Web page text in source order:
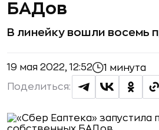
БАДов
В линейку вошли восемь
19 мая 2022, 12:52 1 минута
Поделиться: